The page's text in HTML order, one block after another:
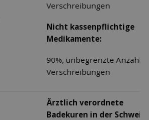
Verschreibungen
Nicht kassenpflichtige
Medikamente:
90%, unbegrenzte Anzahl
Verschreibungen
Ärztlich verordnete
Badekuren in der Schweiz: